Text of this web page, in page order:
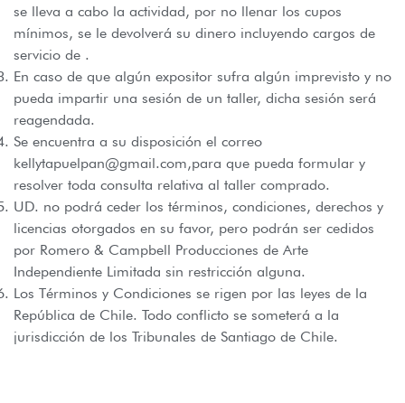
se lleva a cabo la actividad, por no llenar los cupos
mínimos, se le devolverá su dinero incluyendo cargos de
servicio de .
En caso de que algún expositor sufra algún imprevisto y no
pueda impartir una sesión de un taller, dicha sesión será
reagendada.
Se encuentra a su disposición el correo
kellytapuelpan@gmail.com,para que pueda formular y
resolver toda consulta relativa al taller comprado.
UD. no podrá ceder los términos, condiciones, derechos y
licencias otorgados en su favor, pero podrán ser cedidos
por Romero & Campbell Producciones de Arte
Independiente Limitada sin restricción alguna.
Los Términos y Condiciones se rigen por las leyes de la
República de Chile. Todo conflicto se someterá a la
jurisdicción de los Tribunales de Santiago de Chile.